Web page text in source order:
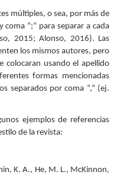
múltiples, o sea, por más de
“;” para separar a cada
2015; Alonso, 2016). Las
los mismos autores, pero
colocaran usando el apellido
formas mencionadas
separados por coma “,” (ej.
ejemplos de referencias
de la revista:
K. A., He, M. L., McKinnon,